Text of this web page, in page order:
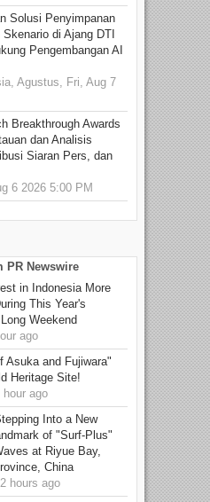
Solusi Penyimpanan
di Ajang DTI
Pengembangan AI
Agustus, Fri, Aug 7
Breakthrough Awards
dan Analisis
Siaran Pers, dan
6 2026 5:00 PM
PR Newswire
in Indonesia More
This Year's
Weekend
ago
Asuka and Fujiwara"
Heritage Site!
ago
Into a New
of "Surf‑Plus"
at Riyue Bay,
China
hours ago